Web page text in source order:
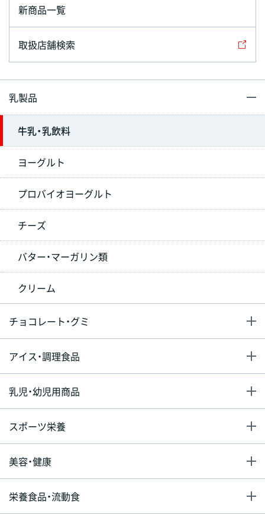
新商品一覧
取扱店舗検索
乳製品
牛乳・乳飲料
ヨーグルト
プロバイオヨーグルト
チーズ
バター・マーガリン類
クリーム
チョコレート・グミ
アイス・調理食品
乳児・幼児用商品
スポーツ栄養
美容・健康
栄養食品・流動食